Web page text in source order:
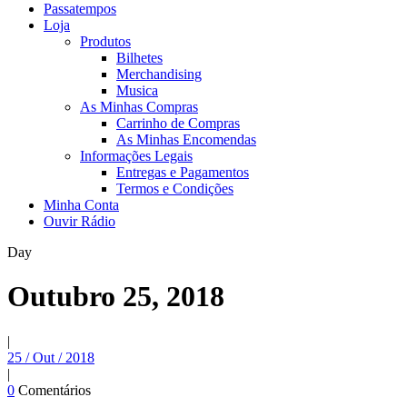
Passatempos
Loja
Produtos
Bilhetes
Merchandising
Musica
As Minhas Compras
Carrinho de Compras
As Minhas Encomendas
Informações Legais
Entregas e Pagamentos
Termos e Condições
Minha Conta
Ouvir Rádio
Day
Outubro 25, 2018
|
25 / Out / 2018
|
0 Comentários